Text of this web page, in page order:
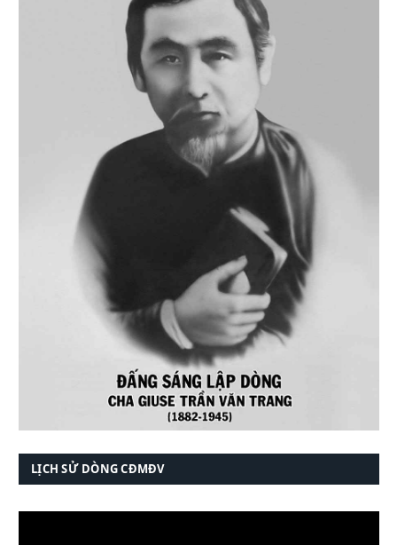
LỊCH SỬ DÒNG CĐMĐV